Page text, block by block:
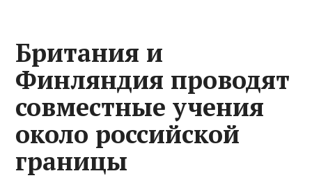
Британия и
Финляндия проводят
совместные учения
около российской
границы